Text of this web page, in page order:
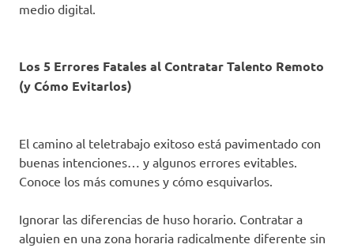
medio digital.
Los 5 Errores Fatales al Contratar Talento Remoto
(y Cómo Evitarlos)
El camino al teletrabajo exitoso está pavimentado con
buenas intenciones… y algunos errores evitables.
Conoce los más comunes y cómo esquivarlos.
Ignorar las diferencias de huso horario. Contratar a
alguien en una zona horaria radicalmente diferente sin